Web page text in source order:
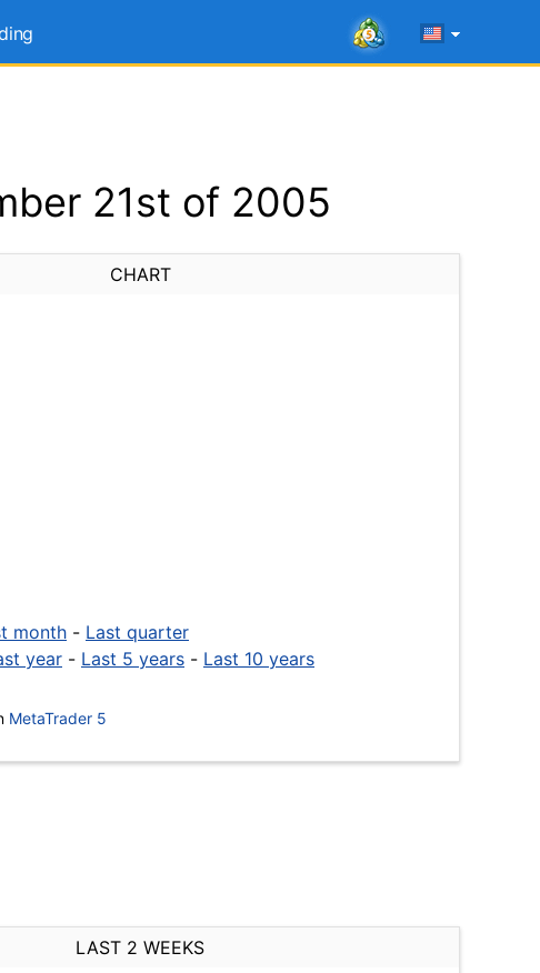
21st of 2005
CHART
month - Last quarter
year - Last 5 years - Last 10 years
MetaTrader 5
LAST 2 WEEKS